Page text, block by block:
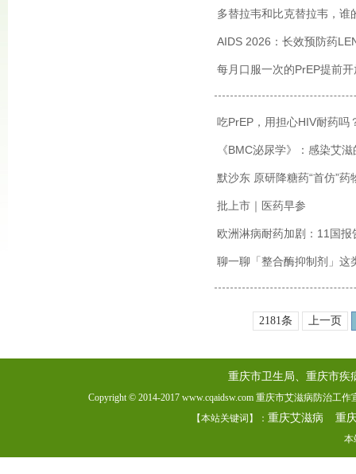
多替拉韦和比克替拉韦，谁
AIDS 2026：长效预防药
每月口服一次的PrEP提前
吃PrEP，用担心HIV耐药吗
《BMC泌尿学》：感染艾
默沙东 原研降糖药“首仿”
批上市｜医药早参
欧洲淋病耐药加剧：11国
聊一聊「整合酶抑制剂」这
2181条 上一页
重庆市卫生局、重庆市疾
Copyright © 2014-2017 www.cqaidsw.com 重庆市艾滋病防治工
【本站关键词】： 重庆艾滋病 重
本